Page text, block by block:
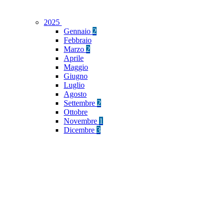
2025
Gennaio 2
Febbraio
Marzo 2
Aprile
Maggio
Giugno
Luglio
Agosto
Settembre 2
Ottobre
Novembre 1
Dicembre 3